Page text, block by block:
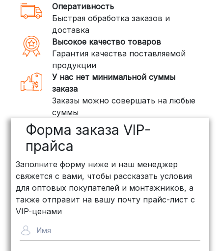
3. Доставка крупногабаритных грузов
(ПЭК, КИТ, Байкал Сервис)
Если ваш заказ включает большие или
тяжелые товары, мы рекомендуем
воспользоваться услугами компаний,
специализирующихся на доставке
грузов:
ПЭК: Сроки доставки — от 3 до 10
дней, стоимость рассчитывается
индивидуально (минимум
рублей
объемных заказов. Сроки — от 3
дней, стоимость — от500 рублей
Байкал Сервис: Идеально подходит
для крупногабаритных товаров.
рассчитывается индивидуально
Оперативность
Быстрая обработка заказов и
доставка
Высокое качество товаров
Гарантия качества поставляемой
продукции
У нас нет минимальной суммы
заказа
Заказы можно совершать на любые
суммы
Форма заказа VIP-
прайса
Заполните форму ниже и наш менеджер
свяжется с вами, чтобы рассказать условия
для оптовых покупателей и монтажников, а
также отправит на вашу почту прайс-лист с
VIP-ценами
Имя